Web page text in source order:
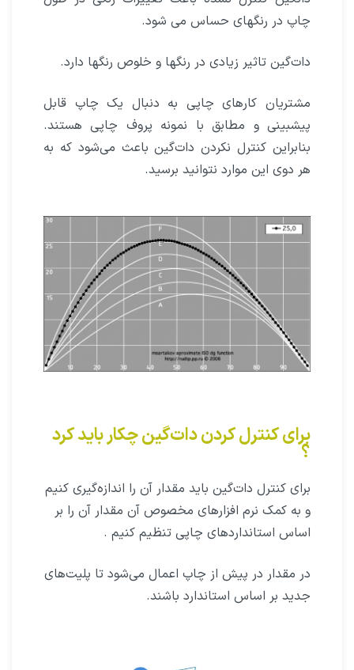
چاپ در رنگهای حساس می شود.
دات‌گین تاثیر زیادی در رنگها و خلوص رنگها دارد.
مشتریان کارهای چاپی به دنبال یک چاپ قابل
پیشبینی و مطابق با نمونه پروف چاپی هستند.
بنابراین کنترل نکردن دات‌گین باعث می‌شود که به
هر دوی این موارد نتوانید برسید.
برای کنترل کردن دات‌گین چکار باید کرد
؟
برای کنترل دات‌گین باید مقدار آن را اندازه‌گیری کنیم
و به کمک نرم افزارهای مخصوص آن مقدار آن را بر
اساس استانداردهای چاپی تنظیم کنیم .
در مقدار در پیش از چاپ اعمال می‌شود تا پلیت‌های
جدید بر اساس استاندارد باشند.